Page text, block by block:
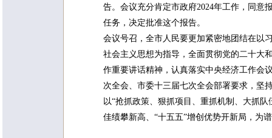
告。会议充分肯定市政府2024年工作，同意
任务，决定批准这个报告。
会议号召，全市人民要更加紧密地团结在以
社会主义思想为指导，全面贯彻党的二十大
作重要讲话精神，认真落实中央经济工作会
次全会、市委十三届七次全会部署要求，坚
以“抢抓政策、狠抓项目、重抓机制、大抓
佳绩攀新高、“十五五”增创优势开新局，为